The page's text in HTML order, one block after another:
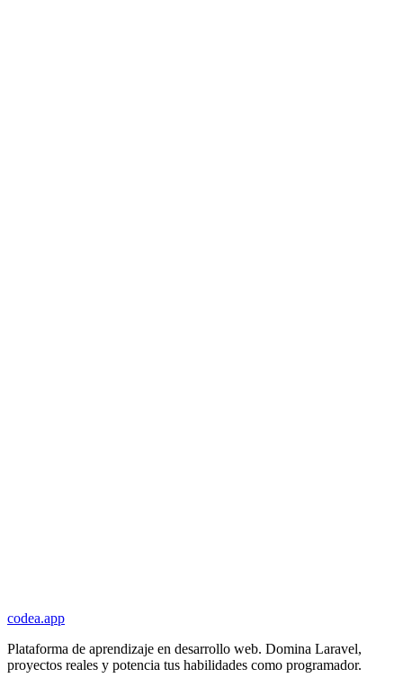
codea.app
Plataforma de aprendizaje en desarrollo web. Domina Laravel,
proyectos reales y potencia tus habilidades como programador.